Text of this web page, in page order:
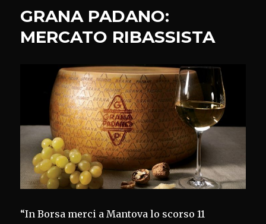
TURISTICA
GRANA PADANO:
MERCATO RIBASSISTA
“In Borsa merci a Mantova lo scorso 11